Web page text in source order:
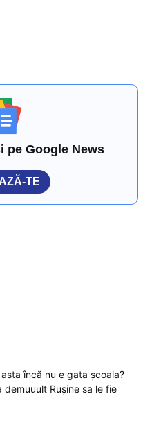
pe Google News
TE
încă nu e gata școala?
Rușine sa le fie